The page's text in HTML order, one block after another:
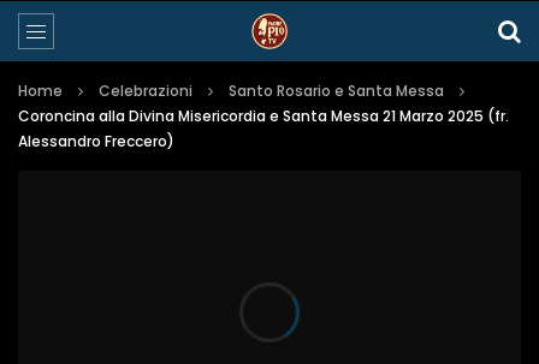
Home Celebrazioni
Santo Rosario e Santa Messa
Coroncina alla Divina Misericordia e Santa Messa 21 Marzo 2025 (fr.
Alessandro Freccero)